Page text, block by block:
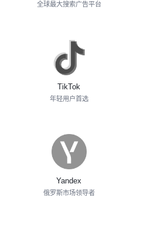
全球最大搜索广告平台
TikTok
年轻用户首选
Yandex
俄罗斯市场领导者